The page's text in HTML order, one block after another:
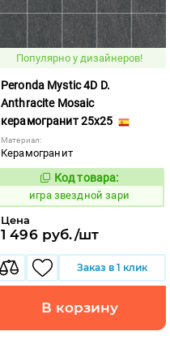
Популярно у дизайнеров!
Peronda Mystic 4D D.
Anthracite Mosaic
керамогранит 25x25
Материал:
Керамогранит
Код:
550528
Код товара:
игра звездной зари
Цена
1 496 руб./шт
Заказ в 1 клик
В корзину